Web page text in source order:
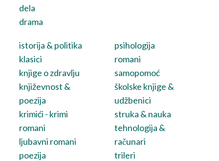
dela
drama
istorija & politika
klasici
knjige o zdravlju
književnost &
poezija
krimići - krimi
romani
ljubavni romani
poezija
psihologija
romani
samopomoć
školske knjige &
udžbenici
struka & nauka
tehnologija &
računari
trileri